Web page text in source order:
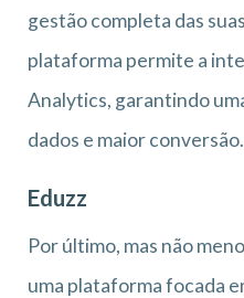
gestão completa das
plataforma permite a
Analytics, garantindo
dados e maior conversão.
Eduzz
Por último, mas não
uma plataforma focada